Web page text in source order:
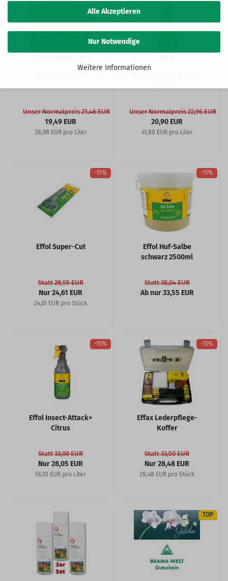
Alle Akzeptieren
Nur Notwendige
Weitere Informationen
Unser Normalpreis 21,46 EUR
19,49 EUR
38,98 EUR pro Liter
Unser Normalpreis 22,96 EUR
20,90 EUR
41,80 EUR pro Liter
-15%
Effol Super-Cut
Statt 28,95 EUR
Nur 24,61 EUR
24,61 EUR pro Stück
-15%
Effol Huf-Salbe
schwarz 2500ml
Statt 38,04 EUR
Ab nur 33,55 EUR
-15%
Effol Insect-Attack+
Citrus
Statt 33,00 EUR
Nur 28,05 EUR
56,10 EUR pro Liter
-15%
Effax Lederpflege-
Koffer
Statt 33,50 EUR
Nur 28,48 EUR
28,48 EUR pro Stück
TOP